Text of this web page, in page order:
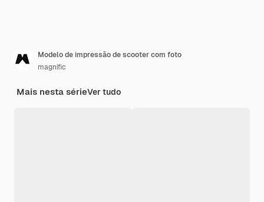
Modelo de impressão de scooter com foto
magnific
Mais nesta sérieVer tudo